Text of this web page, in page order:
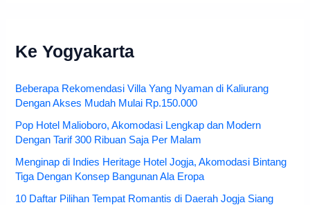
Ke Yogyakarta
Beberapa Rekomendasi Villa Yang Nyaman di Kaliurang
Dengan Akses Mudah Mulai Rp.150.000
Pop Hotel Malioboro, Akomodasi Lengkap dan Modern
Dengan Tarif 300 Ribuan Saja Per Malam
Menginap di Indies Heritage Hotel Jogja, Akomodasi Bintang
Tiga Dengan Konsep Bangunan Ala Eropa
10 Daftar Pilihan Tempat Romantis di Daerah Jogja Siang